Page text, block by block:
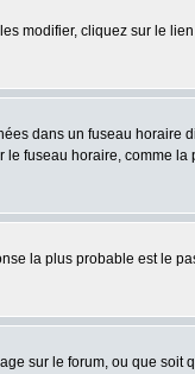
modifier, cliquez sur le lien
dans un fuseau
fuseau horaire,
la plus probable est le
sur le forum, ou que